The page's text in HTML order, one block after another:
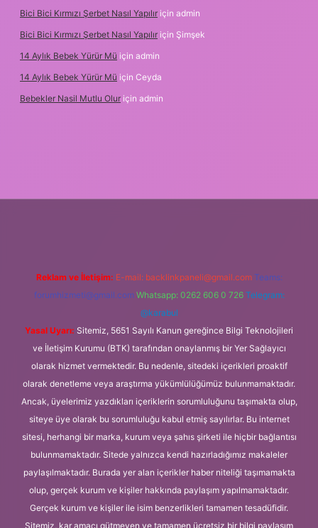
Bici Bici Kırmızı Şerbet Nasıl Yapılır için admin
Bici Bici Kırmızı Şerbet Nasıl Yapılır için Şimşek
14 Aylık Bebek Yürür Mü için admin
14 Aylık Bebek Yürür Mü için Ceyda
Bebekler Nasil Mutlu Olur için admin
Reklam ve İletişim: E-mail: backlinkpaneli@gmail.com Teams:
forumhizmeti@gmail.com Whatsapp: 0262 606 0 726 Telegram:
@karabul
Yasal Uyarı: Sitemiz, 5651 Sayılı Kanun gereğince Bilgi Teknolojileri
ve İletişim Kurumu (BTK) tarafından onaylanmış bir Yer Sağlayıcı
olarak hizmet vermektedir. Bu nedenle, sitedeki içerikleri proaktif
olarak denetleme veya araştırma yükümlülüğümüz bulunmamaktadır.
Ancak, üyelerimiz yazdıkları içeriklerin sorumluluğunu taşımakta olup,
siteye üye olarak bu sorumluluğu kabul etmiş sayılırlar. Bu internet
sitesi, herhangi bir marka, kurum veya şahıs şirketi ile hiçbir bağlantısı
bulunmamaktadır. Sitede yalnızca kendi hazırladığımız makaleler
paylaşılmaktadır. Burada yer alan içerikler haber niteliği taşımamakta
olup, gerçek kurum ve kişiler hakkında paylaşım yapılmamaktadır.
Gerçek kurum ve kişiler ile isim benzerlikleri tamamen tesadüfidir.
Sitemiz, kar amacı gütmeyen ve tamamen ücretsiz bir bilgi paylaşım